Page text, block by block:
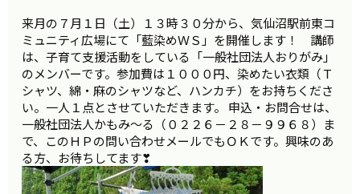
来月の７月１日（土）１３時３０分から、気仙沼駅前東コ
ミュニティ広場にて「藍染めＷＳ」を開催します！ 講師
は、子育て支援活動をしている「一般社団法人おりがみ」
のメンバーです。参加費は１０００円、染めたい衣類（Ｔ
シャツ、綿・麻のシャツなど、ハンカチ）をお持ちくださ
い。一人１点とさせていただきます。 申込・お問合せは、
一般社団法人かもみ～る（０２２６－２８－９９６８）ま
で、このＨＰの問い合わせメールでもＯＫです。興味のあ
る方、お待ちしてます❣